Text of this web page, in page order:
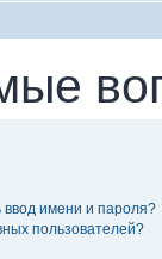
ввод имени и пароля?
пользователей?